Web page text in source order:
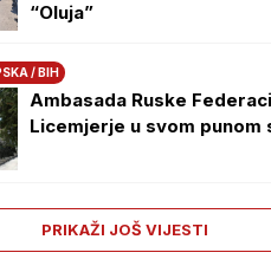
“Oluja”
/ BIH
Ambasada Ruske
Licemjerje u svom punom
PRIKAŽI JOŠ VIJESTI